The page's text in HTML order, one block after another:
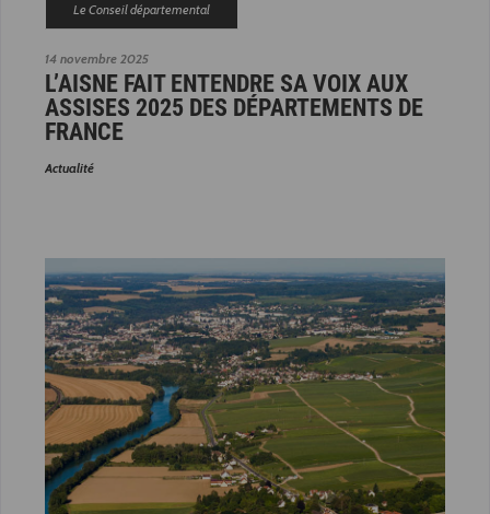
14 novembre 2025
Le Conseil départemental
L’AISNE FAIT ENTENDRE SA VOIX AUX
ASSISES 2025 DES DÉPARTEMENTS DE
FRANCE
Actualité